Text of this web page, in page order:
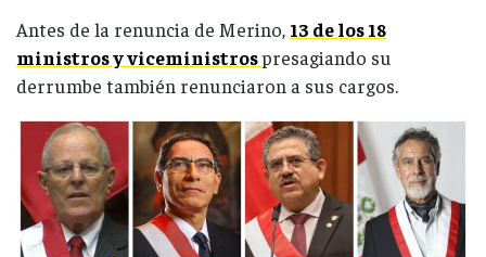
Antes de la renuncia de Merino, 13 de los 18
ministros y viceministrospresagiando su
derrumbe también renunciaron a sus cargos.